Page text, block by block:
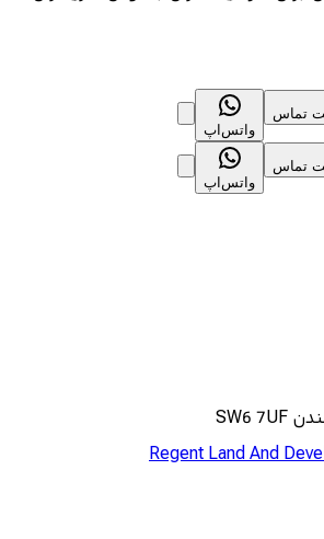
تماس
واتس‌اپ
تماس
واتس‌اپ
Regent Land And